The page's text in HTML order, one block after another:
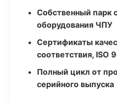
Собственный парк
оборудования ЧПУ
Сертификаты
соответствия, ISO
Полный цикл от
серийного выпуска